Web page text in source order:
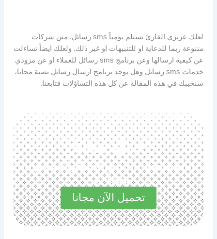
لعلك عزيزي القارئ تستلم يومياً sms رسائل, منن شركات
متنوعة ربما للدعاية او للتنبيهات او غير ذلك. ولعلك ايضاً تساءلت
عن كيفية ارسالها وعن برنامج sms رسائل للعملاء او عن مزودي
خدمات sms رسائل وهل يوجد برنامج ارسال رسائل نصية مجانا،
سنجيبك في هذه المقالة عن كل هذه التساؤلات فتابعنا.
حمل مجانا
استكشف المميزات الرائعة في
مجاناً الآن
تحميل الآن مجانا